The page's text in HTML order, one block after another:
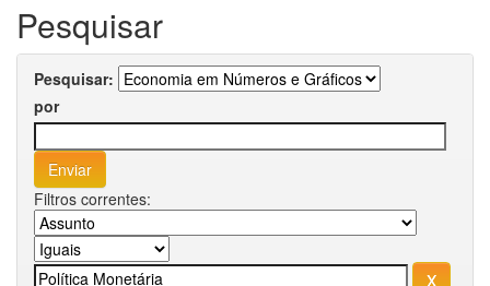
Pesquisar
Pesquisar:
por
Filtros correntes: